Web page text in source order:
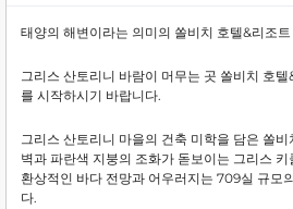
태양의 해변이라는 의미의 쏠비치 호텔&리조트
그리스 산토리니 바람이 머무는 곳 쏠비치 호
를 시작하시기 바랍니다.
그리스 산토리니 마을의 건축 미학을 담은 쏠
벽과 파란색 지붕의 조화가 돋보이는 그리스
환상적인 바다 전망과 어우러지는 709실 규모
다.